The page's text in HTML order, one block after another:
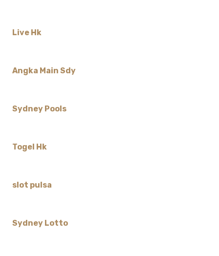
Live Hk
Angka Main Sdy
Sydney Pools
Togel Hk
slot pulsa
Sydney Lotto